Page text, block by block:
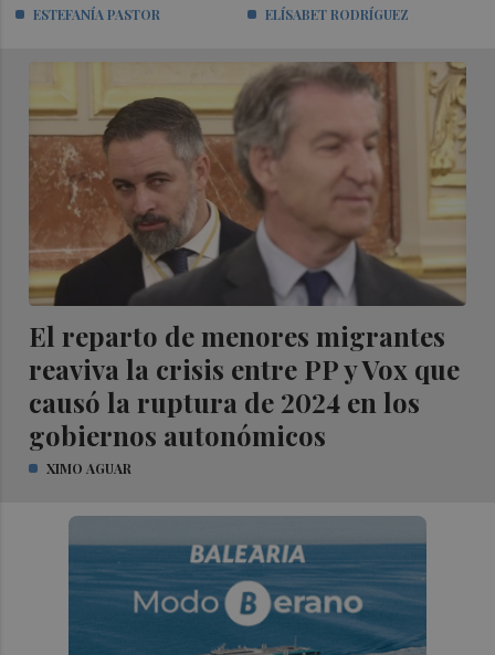
ESTEFANÍA PASTOR ELÍSABET RODRÍGUEZ
El reparto de menores migrantes
reaviva la crisis entre PP y Vox que
causó la ruptura de 2024 en los
gobiernos autonómicos
XIMO AGUAR